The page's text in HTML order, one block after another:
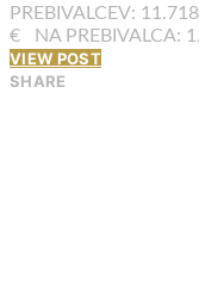
PREBIVALCEV:
€ NA PREBIVALCA:
VIEW POST
SHARE